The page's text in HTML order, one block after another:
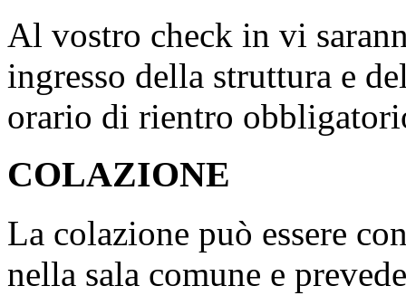
Al vostro check in vi
ingresso della struttura e
orario di rientro
COLAZIONE
La colazione può essere
nella sala comune e